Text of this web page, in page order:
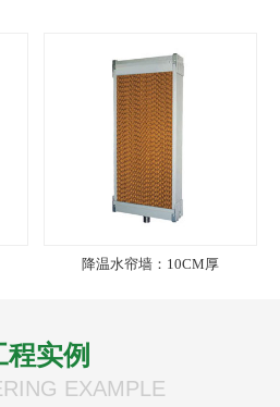
降温水帘墙：10CM厚
程实例
EXAMPLE